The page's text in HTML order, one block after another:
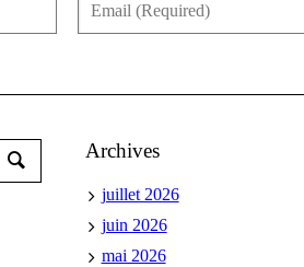
Archives
juillet 2026
juin 2026
mai 2026